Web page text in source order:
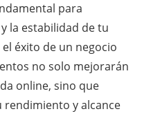
para
la estabilidad de tu
éxito de un negocio
no solo mejorarán
online, sino que
y alcance